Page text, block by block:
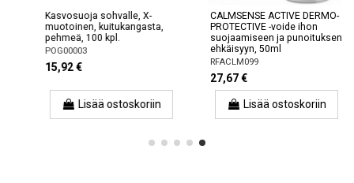
Kasvosuoja sohvalle, X-
muotoinen, kuitukangasta,
pehmeä, 100 kpl.
POG00003
15,92 €
Lisää ostoskoriin
CALMSENSE ACTIVE DERMO-
PROTECTIVE -voide ihon
suojaamiseen ja punoituksen
ehkäisyyn, 50ml
RFACLM099
27,67 €
Lisää ostoskoriin